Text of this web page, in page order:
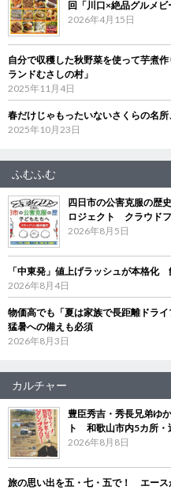
回「川口×絶品グルメ
2026年4月15日
自分で収穫した秋野菜を使って芋煮
ランドむさしの村」
2025年11月4日
春だけじゃもったいないさくらの名
2025年10月23日
ふむふむ
四日市の公害克服の歴
ロジェクト クラウド
2026年8月5日
「中東発」値上げラッシュが本格化
2026年8月4日
物価高でも「夏は家族で長距離ドラ
猛暑への備えも必須
2026年8月3日
カルチャー
豊臣秀吉・秀長兄弟ゆ
ト 和歌山市内5カ所・
2026年8月8日
旅の思い出を五・七・五で！ エース